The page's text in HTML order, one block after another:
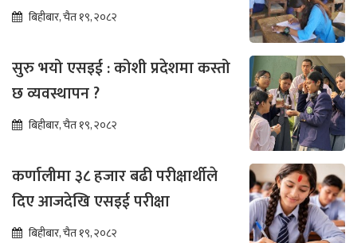
बिहीबार, चैत १९, २०८२
सुरु भयो एसइई : कोशी प्रदेशमा कस्तो
छ व्यवस्थापन ?
बिहीबार, चैत १९, २०८२
कर्णालीमा ३८ हजार बढी परीक्षार्थीले
दिए आजदेखि एसइई परीक्षा
बिहीबार, चैत १९, २०८२